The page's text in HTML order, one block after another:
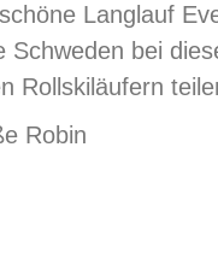
Langlauf
Schweden bei
Rollskiläufern
Robin